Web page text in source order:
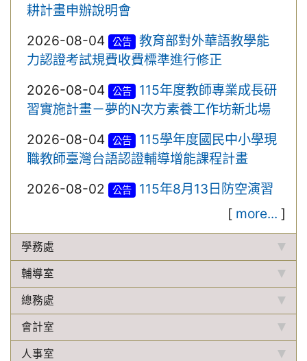
耕計畫申辦說明會
2026-08-04
公告
教育部對外華語教學能
力認證考試規費收費標準進行修正
2026-08-04
公告
115年度教師專業成長研
習實施計畫－夢的N次方素養工作坊新北場
2026-08-04
公告
115學年度國民中小學現
職教師臺灣台語認證輔導增能課程計畫
2026-08-02
公告
115年8月13日防空演習
[ more... ]
學務處
輔導室
總務處
會計室
人事室